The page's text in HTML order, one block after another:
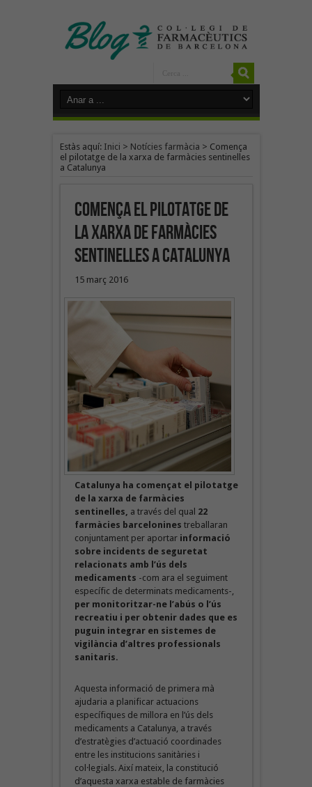
Estàs aquí: Inici > Notícies farmàcia > Comença
el pilotatge de la xarxa de farmàcies sentinelles
a Catalunya
Comença el pilotatge de
la xarxa de farmàcies
sentinelles a Catalunya
15 març 2016
Catalunya ha començat el pilotatge
de la xarxa de farmàcies
sentinelles, a través del qual 22
farmàcies barcelonines treballaran
conjuntament per aportarinformació
sobre incidents de seguretat
relacionats amb l’ús dels
medicaments -com ara el seguiment
específic de determinats medicaments-,
per monitoritzar-ne l’abús o l’ús
recreatiu i per obtenir dades que es
puguin integrar en sistemes de
vigilància d’altres professionals
sanitaris.
Aquesta informació de primera mà
ajudaria a planificar actuacions
específiques de millora en l’ús dels
medicaments a Catalunya, a través
d’estratègies d’actuació coordinades
entre les institucions sanitàries i
col·legials. Així mateix, la constitució
d’aquesta xarxa estable de farmàcies